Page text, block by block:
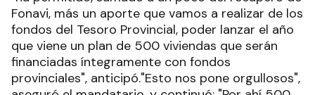
Fonavi, más un aporte que vamos a realizar de los
fondos del Tesoro Provincial, poder lanzar el año
que viene un plan de 500 viviendas que serán
financiadas íntegramente con fondos
provinciales", anticipó."Esto nos pone orgullosos",